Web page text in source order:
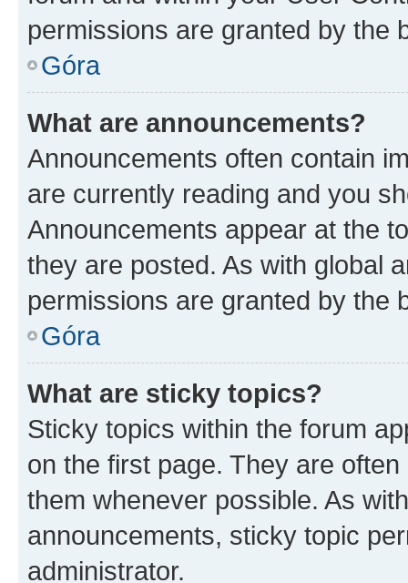
permissions are granted by the
Góra
What are announcements?
Announcements often contain
are currently reading and you
Announcements appear at the
they are posted. As with global
permissions are granted by the
Góra
What are sticky topics?
Sticky topics within the forum
on the first page. They are
them whenever possible. As
announcements, sticky topic
administrator.